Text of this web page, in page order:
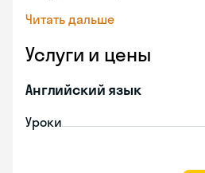
Читать дальше
Услуги и цены
Английский язык
Уроки